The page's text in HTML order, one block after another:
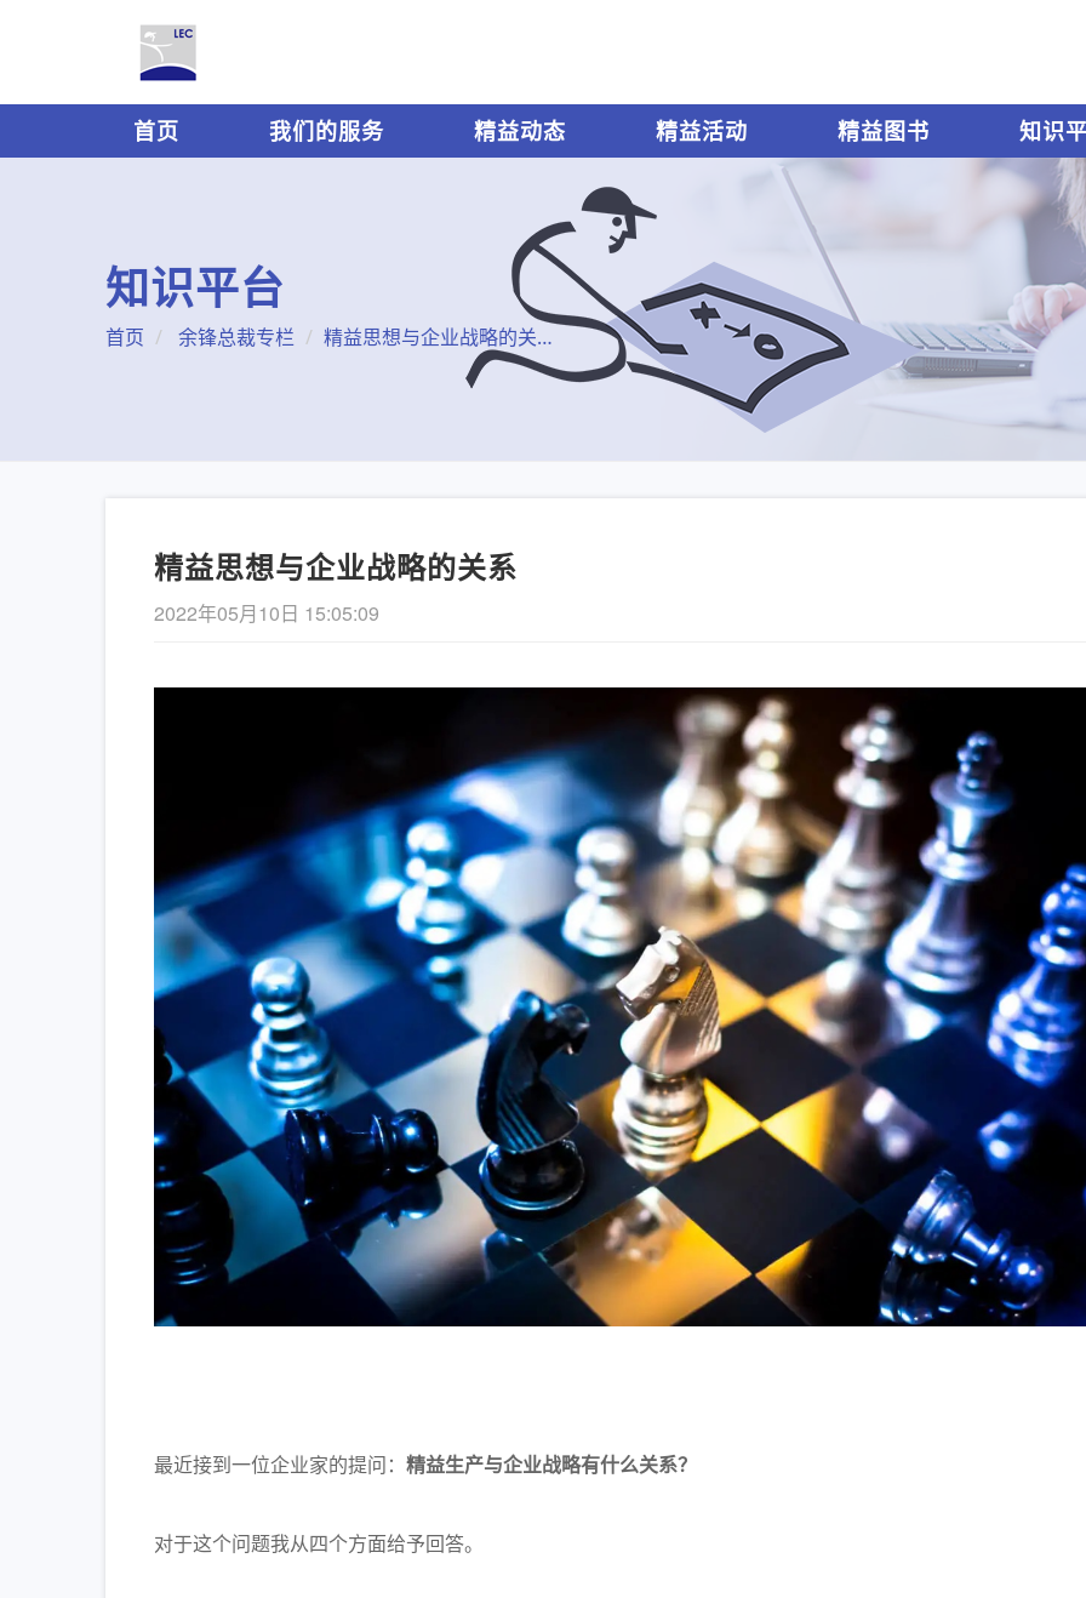
首页 我们的服务 精益动态 精益活动 精益图书 知识
知识平台
首页 余锋总裁专栏 精益思想与企业战略的关系
精益思想与企业战略的关系
2022年05月10日 15:05:09
最近接到一位企业家的提问： 精益生产与企业战略有什么关系？
对于这个问题我从四个方面给予回答。
《长安的荔枝》– 精益管理
的解读
查看详情
【新书推荐】丰田模式的14
项管理原则
查看详情
精益管理的核心工具：解析
“看板”体系
查看详情
《长安的荔
的解读